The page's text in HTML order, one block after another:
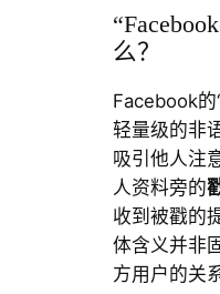
么？
Facebook的
轻量级的非
吸引他人注
人资料旁的
收到被戳的
体含义并非
方用户的关